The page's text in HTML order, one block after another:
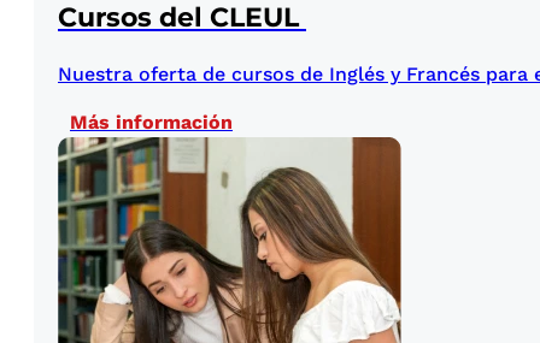
Cursos del CLEUL
Nuestra oferta de cursos de Inglés y Francés
Más información